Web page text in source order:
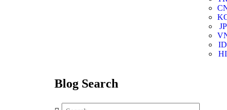
JP
ID
HI
Blog Search